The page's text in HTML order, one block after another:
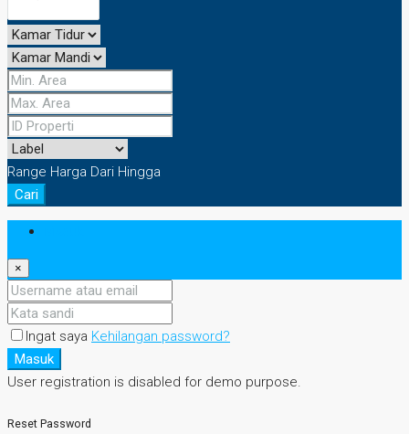
Range Harga Dari Hingga
Cari
×
Ingat saya Kehilangan password?
Masuk
User registration is disabled for demo purpose.
Reset Password